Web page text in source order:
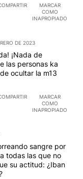
MARCAR
COMO
INAPROPIADO
DE 2023
¡Nada de
las personas ka
ocultar la m13
MARCAR
COMO
INAPROPIADO
sangre por
todas las que no
su actitud: ¿Iban